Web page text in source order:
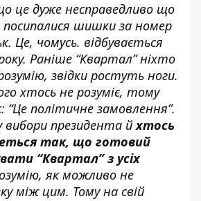
це дуже несправедливо що
посипалися шишки за номер
. Це, чомусь. відбувається
Раніше “Квартал” ніхто
звідки ростуть ноги.
хтось не розуміє, тому
“Це політичне замовлення”.
вибори президента йхтось
так, що готовий
“Квартал” з усіх
як можливо не
між цим. Тому на свій